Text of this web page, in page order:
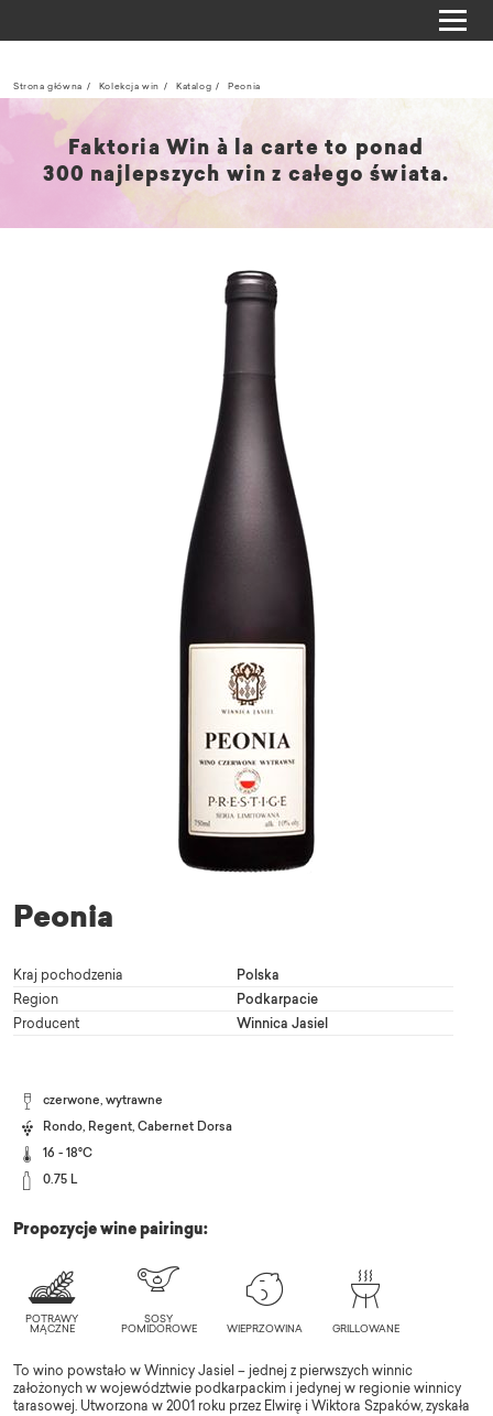
Strona główna Kolekcja win Katalog Peonia
Faktoria Win à la carte to ponad
300 najlepszych win z całego świata.
Peonia
Kraj pochodzenia
Polska
Region
Podkarpacie
Producent
Winnica Jasiel
czerwone, wytrawne
Rondo, Regent, Cabernet Dorsa
16 - 18°C
0.75 L
Propozycje wine pairingu:
To wino powstało w Winnicy Jasiel – jednej z pierwszych winnic
założonych w województwie podkarpackim i jedynej w regionie winnicy
tarasowej. Utworzona w 2001 roku przez Elwirę i Wiktora Szpaków, zyskała